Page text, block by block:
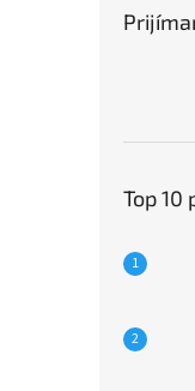
Top 10